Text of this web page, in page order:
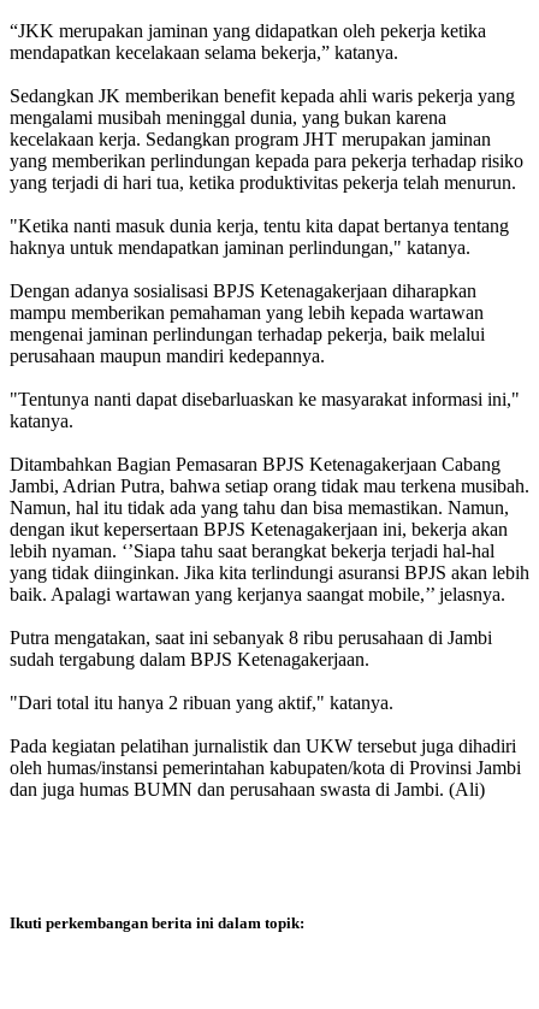
“JKK merupakan jaminan yang didapatkan oleh pekerja ketika
mendapatkan kecelakaan selama bekerja,” katanya.
Sedangkan JK memberikan benefit kepada ahli waris pekerja yang
mengalami musibah meninggal dunia, yang bukan karena
kecelakaan kerja. Sedangkan program JHT merupakan jaminan
yang memberikan perlindungan kepada para pekerja terhadap risiko
yang terjadi di hari tua, ketika produktivitas pekerja telah menurun.
"Ketika nanti masuk dunia kerja, tentu kita dapat bertanya tentang
haknya untuk mendapatkan jaminan perlindungan," katanya.
Dengan adanya sosialisasi BPJS Ketenagakerjaan diharapkan
mampu memberikan pemahaman yang lebih kepada wartawan
mengenai jaminan perlindungan terhadap pekerja, baik melalui
perusahaan maupun mandiri kedepannya.
"Tentunya nanti dapat disebarluaskan ke masyarakat informasi ini,"
katanya.
Ditambahkan Bagian Pemasaran BPJS Ketenagakerjaan Cabang
Jambi, Adrian Putra, bahwa setiap orang tidak mau terkena musibah.
Namun, hal itu tidak ada yang tahu dan bisa memastikan. Namun,
dengan ikut kepersertaan BPJS Ketenagakerjaan ini, bekerja akan
lebih nyaman. ‘’Siapa tahu saat berangkat bekerja terjadi hal-hal
yang tidak diinginkan. Jika kita terlindungi asuransi BPJS akan lebih
baik. Apalagi wartawan yang kerjanya saangat mobile,’’ jelasnya.
Putra mengatakan, saat ini sebanyak 8 ribu perusahaan di Jambi
sudah tergabung dalam BPJS Ketenagakerjaan.
"Dari total itu hanya 2 ribuan yang aktif," katanya.
Pada kegiatan pelatihan jurnalistik dan UKW tersebut juga dihadiri
oleh humas/instansi pemerintahan kabupaten/kota di Provinsi Jambi
dan juga humas BUMN dan perusahaan swasta di Jambi. (Ali)
Ikuti perkembangan berita ini dalam topik: